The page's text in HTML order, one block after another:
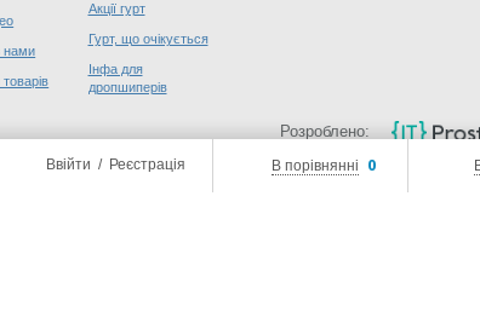
В порівнянні 0
Ввійти / Реєстрація
нами
Акції гурт
Гурт, що очікується
Інфа для
дропшиперів
Розроблено: